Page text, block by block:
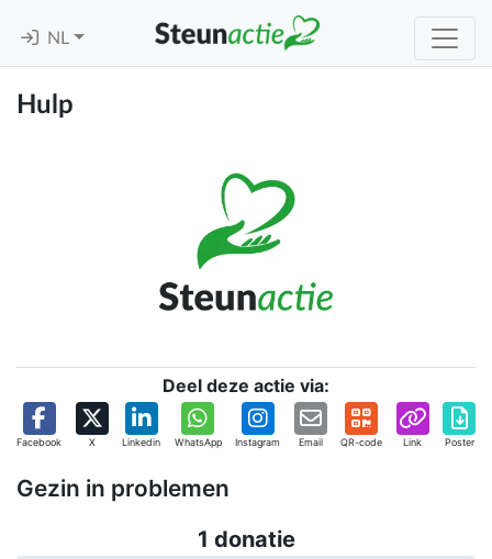
NL
Hulp
Deel deze actie via:
Facebook X Linkedin WhatsApp Instagram Email QR-code Link Poster
Gezin in problemen
1 donatie